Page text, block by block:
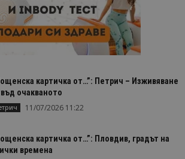
картичка от…”: Петрич – Изживяване
очакваното
11/07/2026 11:22
картичка от…”: Пловдив, градът на
времена